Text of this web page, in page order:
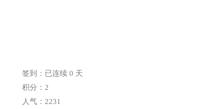
签到：已连续 0 天
积分：2
人气：2231